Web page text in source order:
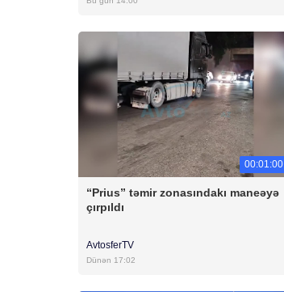
00:01:00
“Prius” təmir zonasındakı maneəyə
çırpıldı
AvtosferTV
Dünən 17:02